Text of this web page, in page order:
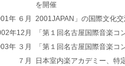
を開催
年 ６月
2001JAPAN」の国際文化
年12月
「第１回名古屋国際音楽コ
年 ３月
「第１回名古屋国際音楽
７月
日本室内楽アカデミー、特